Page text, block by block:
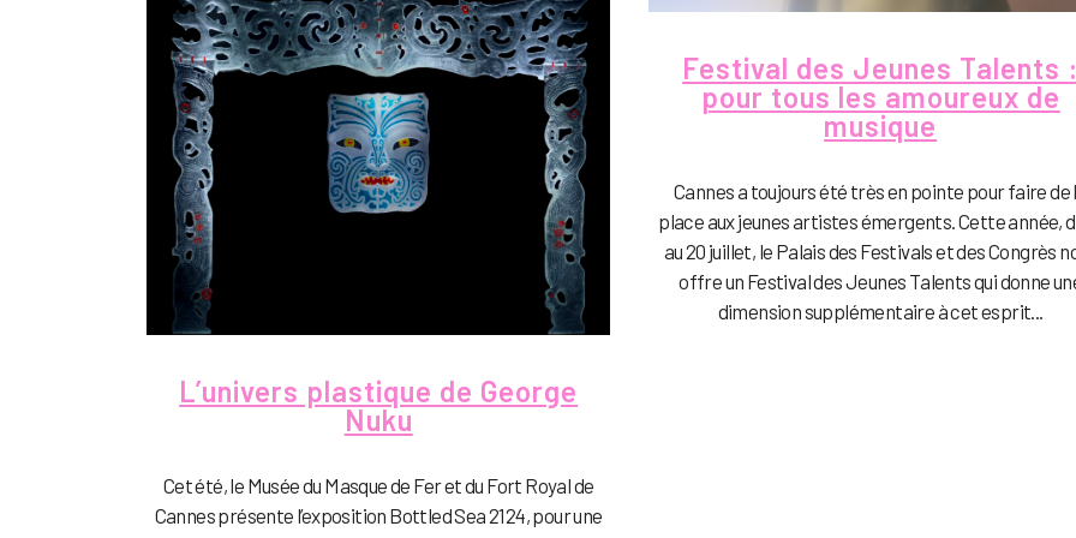
Festival des Jeunes Talents :
pour tous les amoureux de
musique
Cannes a toujours été très en pointe pour faire de
place aux jeunes artistes émergents. Cette année,
au 20 juillet, le Palais des Festivals et des Congrès
offre un Festival des Jeunes Talents qui donne
dimension supplémentaire à cet esprit...
L’univers plastique de George
Nuku
Cet été, le Musée du Masque de Fer et du Fort Royal de
Cannes présente l’exposition Bottled Sea 2124, pour une